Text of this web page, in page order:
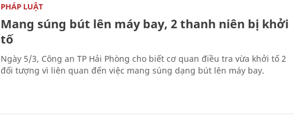
PHÁP LUẬT
Mang súng bút lên máy bay, 2 thanh niên bị khởi
tố
Ngày 5/3, Công an TP Hải Phòng cho biết cơ quan điều tra vừa khởi tố 2
đối tượng vì liên quan đến việc mang súng dạng bút lên máy bay.